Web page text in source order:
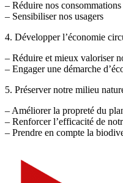
– Réduire nos
– Sensibiliser nos usagers
4. Développer l’économie
– Réduire et mieux valoriser
– Engager une démarche
5. Préserver notre milieu
– Améliorer la propreté du
– Renforcer l’efficacité de
– Prendre en compte la